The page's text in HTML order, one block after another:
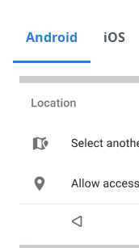
Android iOS